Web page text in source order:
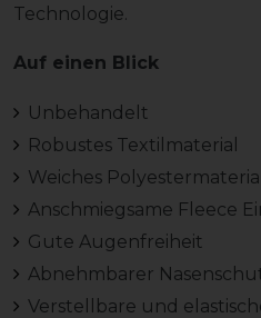
Technologie.
Auf einen Blick
Unbehandelt
Robustes Textilmaterial
Weiches
Anschmiegsame Fleece
Gute Augenfreiheit
Abnehmbarer
Verstellbare und